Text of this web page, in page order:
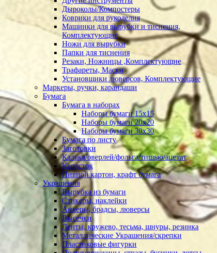
Дыроколы/Компостеры
Коврики для рукоделия
Машинки для вырубки и тиснения,
Комплектующие
Ножи для вырубки
Папки для тиснения
Резаки, Ножницы ,Комплектующие
Трафареты, Маски
Установщики люверсов, Комплектующие
Маркеры, ручки, карандаши
Бумага
Бумага в наборах
Наборы бумаги 15х15
Наборы бумаги 20х20
Наборы бумаги 30х30
Бумага по листу
Заготовки
Калька/оверлей/фольга/тишью/ацетат
Кардсток
Пивной картон, крафт бумага
Украшения
Вырубка из бумаги
Стикеры, наклейки
Анкеры, брадсы, люверсы
Высечки
Ленты, кружево, тесьма, шнуры, резинка
Металлические Украшения/скрепки
Пластиковые фигурки